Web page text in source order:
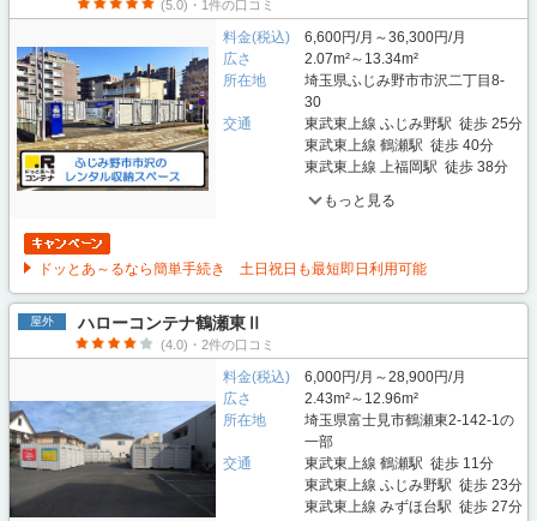
(5.0)・1件の口コミ
料金(税込)
6,600円/月～36,300円/月
広さ
2.07m²～13.34m²
所在地
埼玉県ふじみ野市市沢二丁目8-
30
交通
東武東上線 ふじみ野駅 徒歩 25分
東武東上線 鶴瀬駅 徒歩 40分
東武東上線 上福岡駅 徒歩 38分
もっと見る
ドッとあ～るなら簡単手続き 土日祝日も最短即日利用可能
屋外 ハローコンテナ鶴瀬東Ⅱ
(4.0)・2件の口コミ
料金(税込)
6,000円/月～28,900円/月
広さ
2.43m²～12.96m²
所在地
埼玉県富士見市鶴瀬東2-142-1の
一部
交通
東武東上線 鶴瀬駅 徒歩 11分
東武東上線 ふじみ野駅 徒歩 23分
東武東上線 みずほ台駅 徒歩 27分